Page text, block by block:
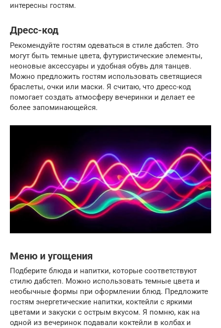
интересны гостям.
Дресс-код
Рекомендуйте гостям одеваться в стиле дабстеп. Это
могут быть темные цвета, футуристические элементы,
неоновые аксессуары и удобная обувь для танцев.
Можно предложить гостям использовать светящиеся
браслеты, очки или маски. Я считаю, что дресс-код
помогает создать атмосферу вечеринки и делает ее
более запоминающейся.
Меню и угощения
Подберите блюда и напитки, которые соответствуют
стилю дабстеп. Можно использовать темные цвета и
необычные формы при оформлении блюд. Предложите
гостям энергетические напитки, коктейли с яркими
цветами и закуски с острым вкусом. Я помню, как на
одной из вечеринок подавали коктейли в колбах и